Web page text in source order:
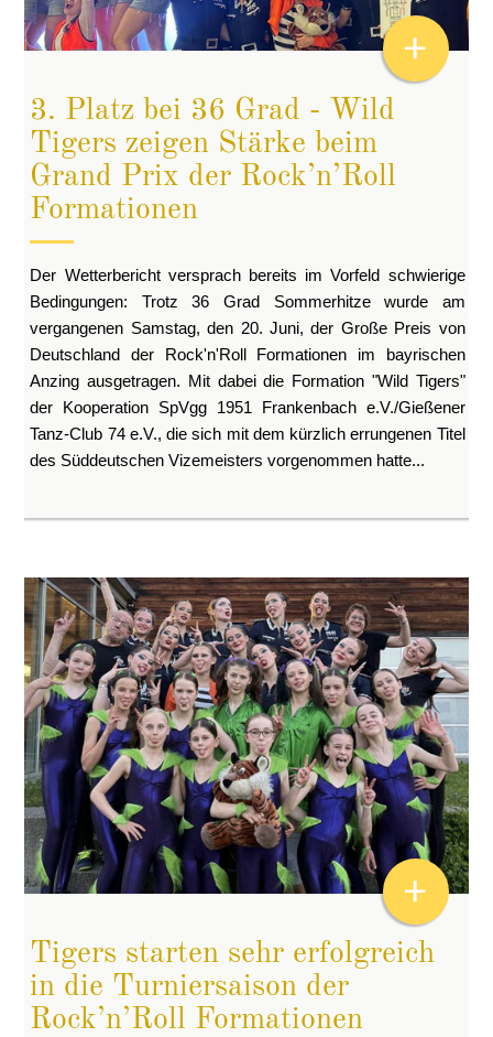
3. Platz bei 36 Grad - Wild
Tigers zeigen Stärke beim
Grand Prix der Rock’n’Roll
Formationen
Der Wetterbericht versprach bereits im Vorfeld schwierige
Bedingungen: Trotz 36 Grad Sommerhitze wurde am
vergangenen Samstag, den 20. Juni, der Große Preis von
Deutschland der Rock'n'Roll Formationen im bayrischen
Anzing ausgetragen. Mit dabei die Formation "Wild Tigers"
der Kooperation SpVgg 1951 Frankenbach e.V./Gießener
Tanz-Club 74 e.V., die sich mit dem kürzlich errungenen Titel
des Süddeutschen Vizemeisters vorgenommen hatte...
+
Tigers starten sehr erfolgreich
in die Turniersaison der
Rock’n’Roll Formationen
+